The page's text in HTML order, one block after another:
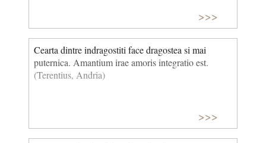
>>>
Cearta dintre indragostiti face dragostea si mai
puternica. Amantium irae amoris integratio est.
(Terentius, Andria)
>>>